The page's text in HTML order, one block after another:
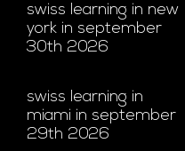
swiss learning in new
york in september
30th 2026
swiss learning in
miami in september
29th 2026